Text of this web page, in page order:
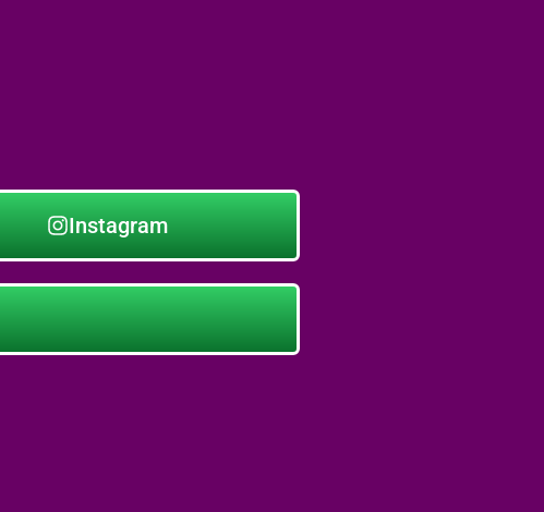
Instagram